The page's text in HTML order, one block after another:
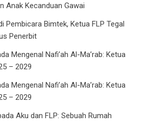
Anak Kecanduan Gawai
Pembicara Bimtek, Ketua FLP Tegal
Penerbit
Mengenal Nafi’ah Al-Ma’rab: Ketua
– 2029
Mengenal Nafi’ah Al-Ma’rab: Ketua
– 2029
Aku dan FLP: Sebuah Rumah